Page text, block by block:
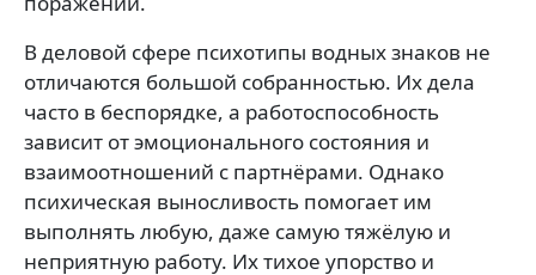
В деловой сфере психотипы водных знаков не
отличаются большой собранностью. Их дела
часто в беспорядке, а работоспособность
зависит от эмоционального состояния и
взаимоотношений с партнёрами. Однако
психическая выносливость помогает им
выполнять любую, даже самую тяжёлую и
неприятную работу. Их тихое упорство и